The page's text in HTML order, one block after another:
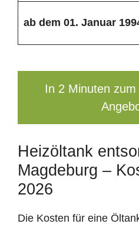
ab dem 01. Januar
In 2 Minuten
Heizöltank
Magdeburg –
2026
Die Kosten für eine